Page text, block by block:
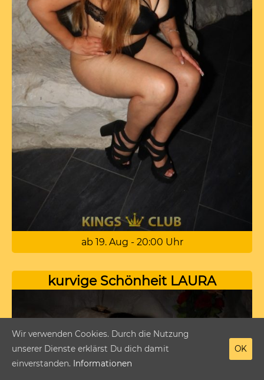
ab 19. Aug - 20:00 Uhr
kurvige Schönheit LAURA
Wir verwenden Cookies. Durch die Nutzung
unserer Dienste erklärst Du dich damit
einverstanden.
Informationen
OK